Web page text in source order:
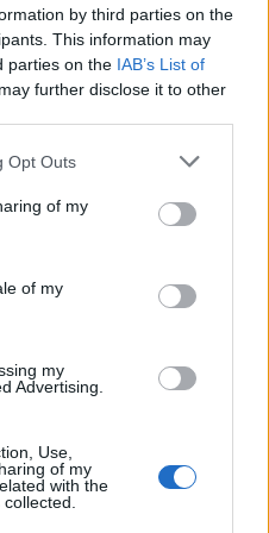
by third parties on the
This information may
parties on the IAB’s List of
further disclose it to other
Opt Outs
of my
of my
my
Advertising.
Use,
of my
with the
να διαβάσετε τον
Huawei και Καλές
3 playlist Μουσική